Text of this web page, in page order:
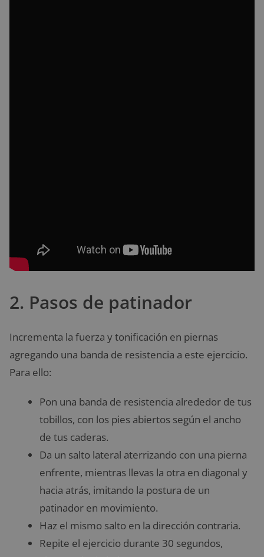
2. Pasos de patinador
Incrementa la fuerza y tonificación en piernas
agregando una banda de resistencia a este ejercicio.
Para ello:
Pon una banda de resistencia alrededor de tus
tobillos, con los pies abiertos según el ancho
de tus caderas.
Da un salto lateral aterrizando con una pierna
enfrente, mientras llevas la otra en diagonal y
hacia atrás, imitando la postura de un
patinador en movimiento.
Haz el mismo salto en la dirección contraria.
Repite el ejercicio durante 30 segundos,